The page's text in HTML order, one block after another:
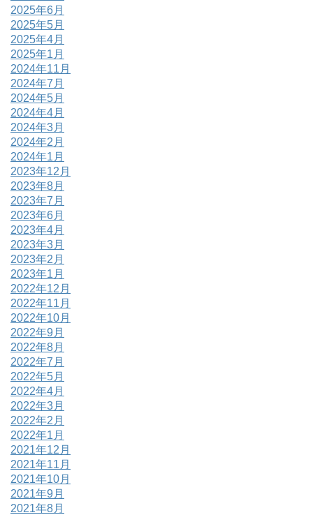
2025年6月
2025年5月
2025年4月
2025年1月
2024年11月
2024年7月
2024年5月
2024年4月
2024年3月
2024年2月
2024年1月
2023年12月
2023年8月
2023年7月
2023年6月
2023年4月
2023年3月
2023年2月
2023年1月
2022年12月
2022年11月
2022年10月
2022年9月
2022年8月
2022年7月
2022年5月
2022年4月
2022年3月
2022年2月
2022年1月
2021年12月
2021年11月
2021年10月
2021年9月
2021年8月